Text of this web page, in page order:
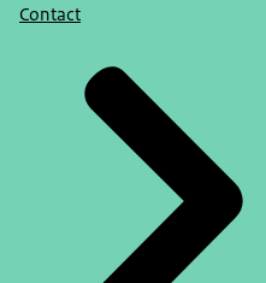
Contact